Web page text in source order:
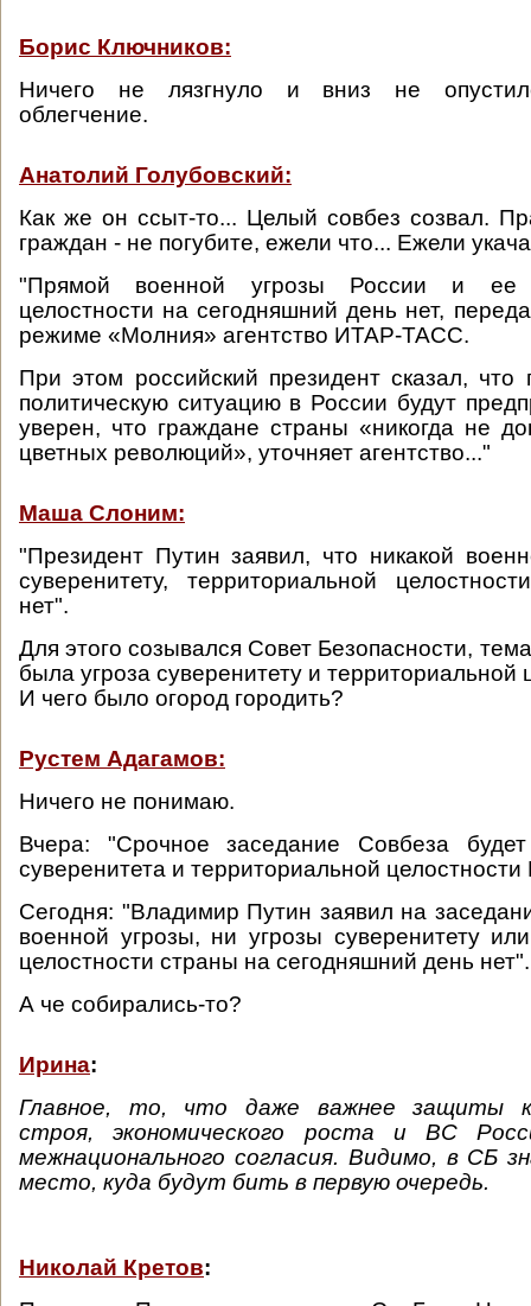
Борис Ключников:
Ничего не лязгнуло и вниз не
облегчение.
Анатолий Голубовский:
Как же он ссыт-то... Целый совбез созвал.
граждан - не погубите, ежели что... Ежели
"Прямой военной угрозы России и ее
целостности на сегодняшний день нет,
режиме «Молния» агентство ИТАР-ТАСС.
При этом российский президент сказал, что
политическую ситуацию в России будут
уверен, что граждане страны «никогда не
цветных революций», уточняет агентство..."
Маша Слоним:
"Президент Путин заявил, что никакой
суверенитету, территориальной
нет".
Для этого созывался Совет Безопасности,
была угроза суверенитету и территориальной
И чего было огород городить?
Рустем Адагамов:
Ничего не понимаю.
Вчера: "Срочное заседание Совбеза
суверенитета и территориальной
Сегодня: "Владимир Путин заявил на
военной угрозы, ни угрозы суверенитету
целостности страны на сегодняшний день нет".
А че собирались-то?
Ирина:
Главное, то, что даже важнее защиты
строя, экономического роста и ВС
межнационального согласия. Видимо, в СБ
место, куда будут бить в первую очередь.
Николай Кретов: